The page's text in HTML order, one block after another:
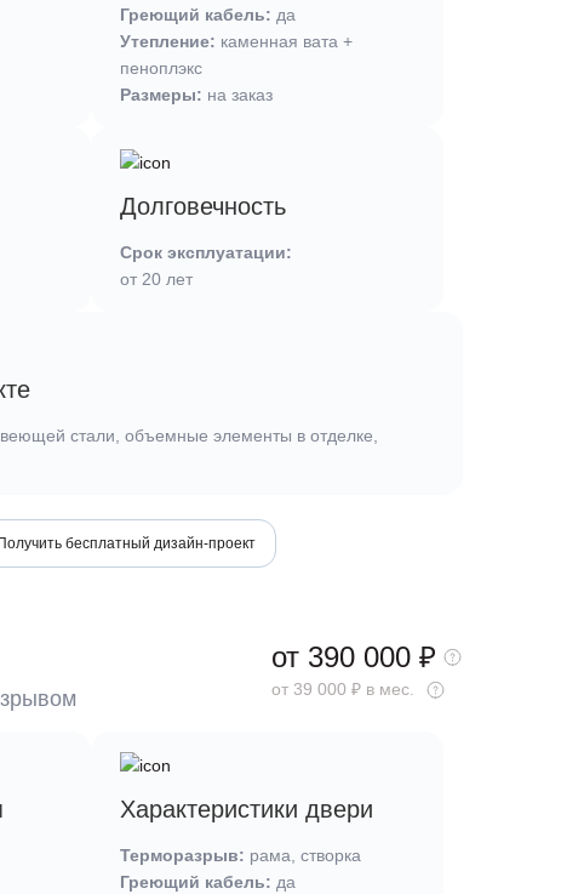
Греющий кабель: да
Утепление: каменная вата +
пеноплэкс
Размеры: на заказ
Долговечность
Срок эксплуатации:
от 20 лет
стали, объемные элементы в отделке,
бесплатный дизайн-проект
Характеристики двери
Терморазрыв: рама, створка
Греющий кабель: да
от 390 000 ₽
от 39 000 ₽ в мес.